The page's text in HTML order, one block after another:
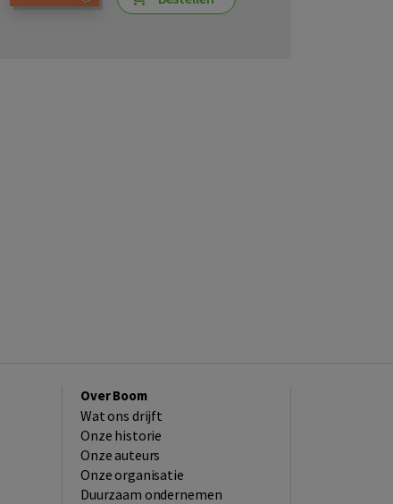
Over Boom
Wat ons drijft
Onze historie
Onze auteurs
Onze organisatie
Duurzaam ondernemen